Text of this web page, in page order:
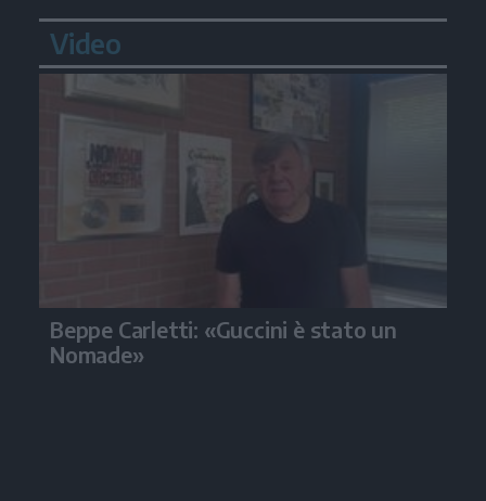
Video
Beppe Carletti: «Guccini è stato un
Nomade»